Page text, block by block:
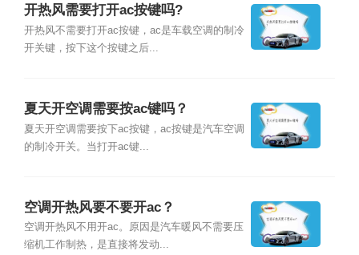
开热风需要打开ac按键吗?
开热风不需要打开ac按键，ac是车载空调的制冷
开关键，按下这个按键之后...
夏天开空调需要按ac键吗？
夏天开空调需要按下ac按键，ac按键是汽车空调
的制冷开关。当打开ac键...
空调开热风要不要开ac？
空调开热风不用开ac。原因是汽车暖风不需要压
缩机工作制热，是直接将发动...